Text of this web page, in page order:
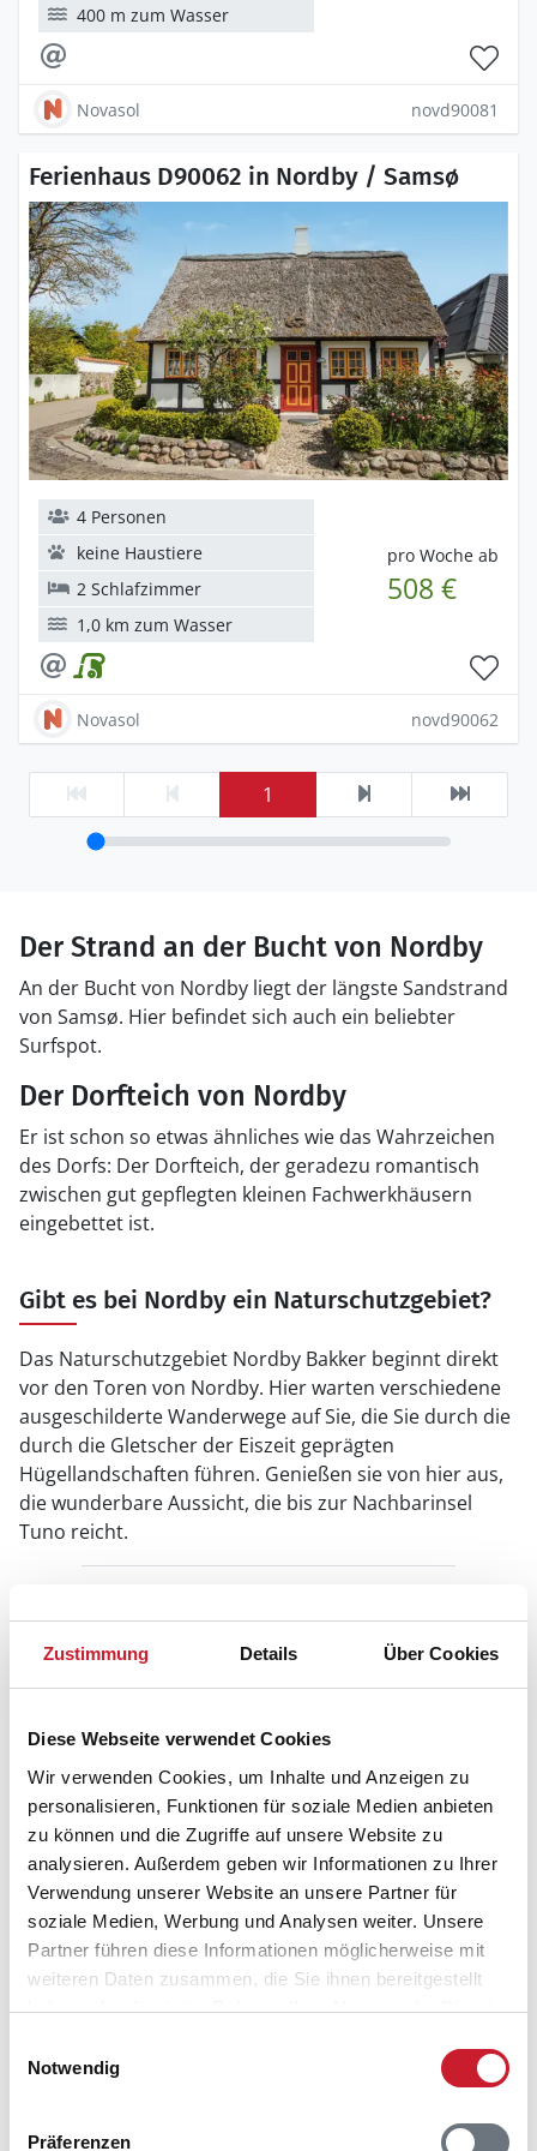
Zustimmung Details Über Cookies
Diese Webseite verwendet Cookies
Wir verwenden Cookies, um Inhalte und Anzeigen zu
personalisieren, Funktionen für soziale Medien anbieten
zu können und die Zugriffe auf unsere Website zu
analysieren. Außerdem geben wir Informationen zu Ihrer
Verwendung unserer Website an unsere Partner für
soziale Medien, Werbung und Analysen weiter. Unsere
Partner führen diese Informationen möglicherweise mit
weiteren Daten zusammen, die Sie ihnen bereitgestellt
haben oder die sie im Rahmen Ihrer Nutzung der Dienste
Notwendig
Präferenzen
400 m zum Wasser
Novasol novd90081
Ferienhaus D90062 in Nordby / Samsø
pro Woche ab
508 €
4 Personen
keine Haustiere
2 Schlafzimmer
1,0 km zum Wasser
Novasol novd90062
1
Der Strand an der Bucht von Nordby
An der Bucht von Nordby liegt der längste Sandstrand
von Samsø. Hier befindet sich auch ein beliebter
Surfspot.
Der Dorfteich von Nordby
Er ist schon so etwas ähnliches wie das Wahrzeichen
des Dorfs: Der Dorfteich, der geradezu romantisch
zwischen gut gepflegten kleinen Fachwerkhäusern
eingebettet ist.
Gibt es bei Nordby ein Naturschutzgebiet?
Das Naturschutzgebiet Nordby Bakker beginnt direkt
vor den Toren von Nordby. Hier warten verschiedene
ausgeschilderte Wanderwege auf Sie, die Sie durch die
durch die Gletscher der Eiszeit geprägten
Hügellandschaften führen. Genießen sie von hier aus,
die wunderbare Aussicht, die bis zur Nachbarinsel
Tuno reicht.
Im Grunde genommen ist das ganze Dorf mit seinen
Fachwerkhäusern eine einzige Sehenswürdigkeit.
Kirche aus dem 13. Jahrhundert.
Was wartet an der Nordspitze von Samsø
auf mich?
An der Nordspitze von Samsø liegt die Ortschaft
Issehoved. Hier können Sie den Ballebjerg besteigen,
der eine faszinierende Aussicht auf die ganze